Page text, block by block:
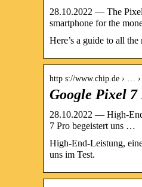
28.10.2022 — The
smartphone for the
Here’s a guide to all
http s://www.chip.de › …
Google Pixel 7
28.10.2022 — High-
7 Pro begeistert uns …
High-End-Leistung,
uns im Test.